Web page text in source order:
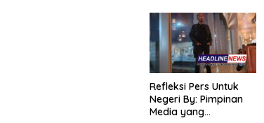
Refleksi Pers Untuk
Negeri By: Pimpinan
Media yang